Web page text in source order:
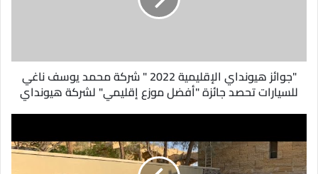
ر
"جوائز هيونداي الإقليمية 2022 " شركة محمد يوسف ناغي
للسيارات تحصد جائزة "أفضل موزع إقليمي" لشركة هيونداي